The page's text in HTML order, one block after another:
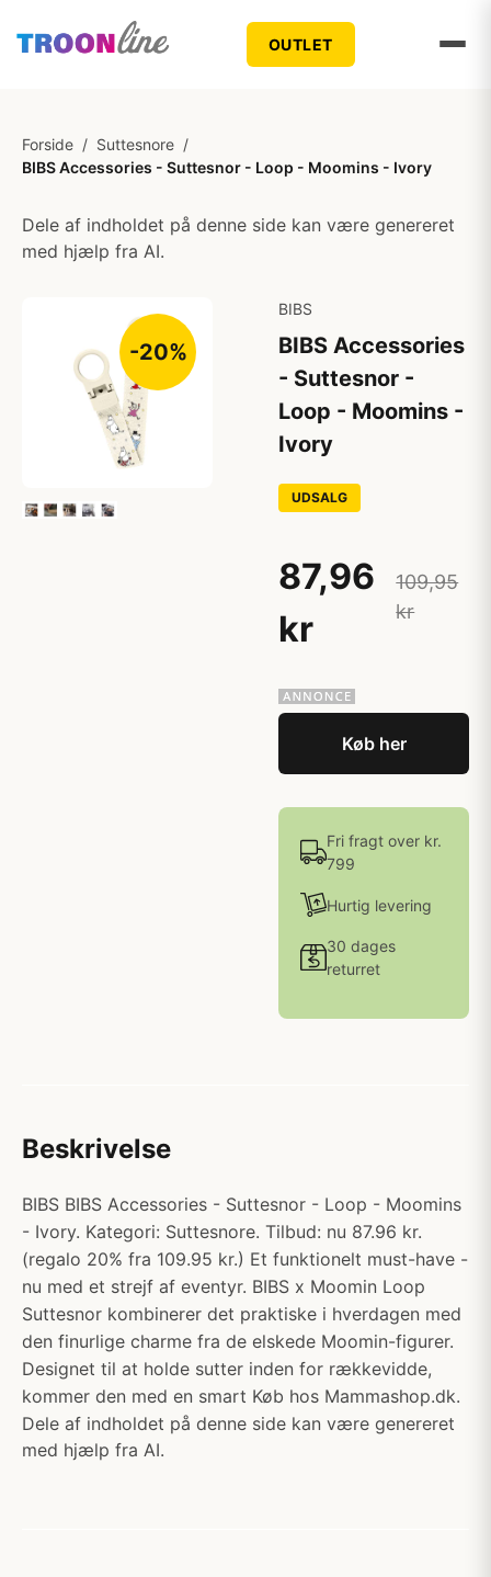
OUTLET
Forside / Suttesnore /
BIBS Accessories - Suttesnor - Loop - Moomins - Ivory
Dele af indholdet på denne side kan være genereret
med hjælp fra AI.
-20%
BIBS
BIBS Accessories
- Suttesnor -
Loop - Moomins -
Ivory
UDSALG
87,96
kr
109,95
kr
Køb her
Fri fragt over kr.
799
Hurtig levering
30 dages
returret
Beskrivelse
BIBS BIBS Accessories - Suttesnor - Loop - Moomins
- Ivory. Kategori: Suttesnore. Tilbud: nu 87.96 kr.
(regalo 20% fra 109.95 kr.) Et funktionelt must-have -
nu med et strejf af eventyr. BIBS x Moomin Loop
Suttesnor kombinerer det praktiske i hverdagen med
den finurlige charme fra de elskede Moomin-figurer.
Designet til at holde sutter inden for rækkevidde,
kommer den med en smart Køb hos Mammashop.dk.
Dele af indholdet på denne side kan være genereret
med hjælp fra AI.